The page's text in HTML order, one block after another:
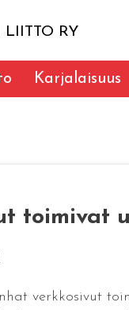
LIITTO RY
Karjalaisuus
toimivat
verkkosivut